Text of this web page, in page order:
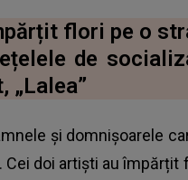
flori pe o
de
„Lalea”
și domnișoarele
doi artiști au împărțit